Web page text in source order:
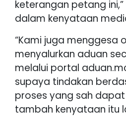
keterangan petang ini,”
dalam kenyataan
“Kami juga menggesa
menyalurkan aduan
melalui portal
supaya tindakan
proses yang sah dapat
tambah kenyataan itu